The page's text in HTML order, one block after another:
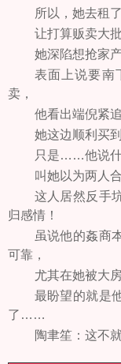
所以，她去租
让打算贩卖大
她深陷想抢家
表面上说要南
卖，
他看出端倪紧
她这边顺利买
只是……他说什
叫她以为两人
这人居然反手
归感情！
虽说他的姦商
可靠，
尤其在她被大
最盼望的就是
了……
陶聿笙：这不